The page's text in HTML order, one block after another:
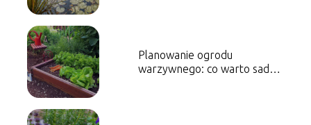
Planowanie ogrodu
warzywnego: co warto sadzić